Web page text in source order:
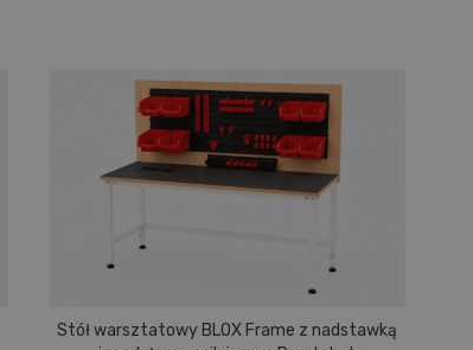
Stół warsztatowy BLOX Frame z nadstawką